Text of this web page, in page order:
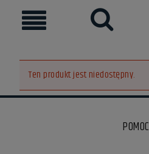
Ten produkt jest niedostępny.
POMOC